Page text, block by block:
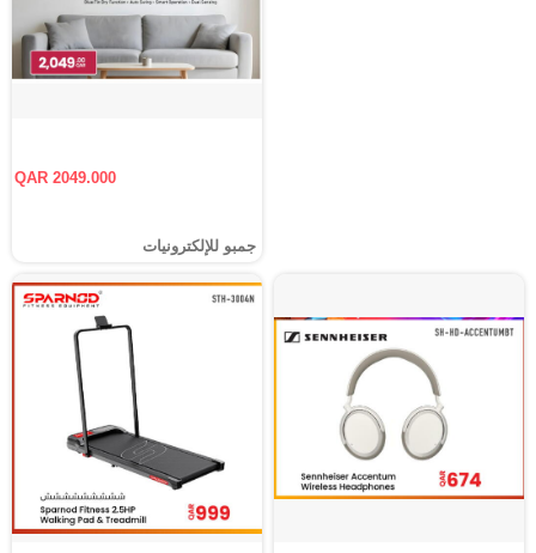
QAR 2049.000
جمبو للإلكترونيات